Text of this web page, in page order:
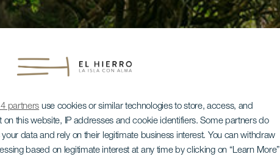
partners use cookies or similar technologies to store, access, and
this website, IP addresses and cookie identifiers. Some partners do
data and rely on their legitimate business interest. You can withdraw
based on legitimate interest at any time by clicking on “Learn More”